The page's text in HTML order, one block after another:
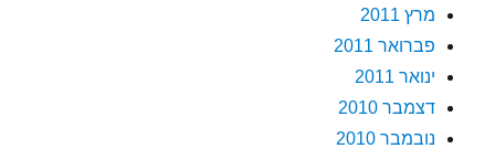
מרץ 2011
פברואר 2011
ינואר 2011
דצמבר 2010
נובמבר 2010